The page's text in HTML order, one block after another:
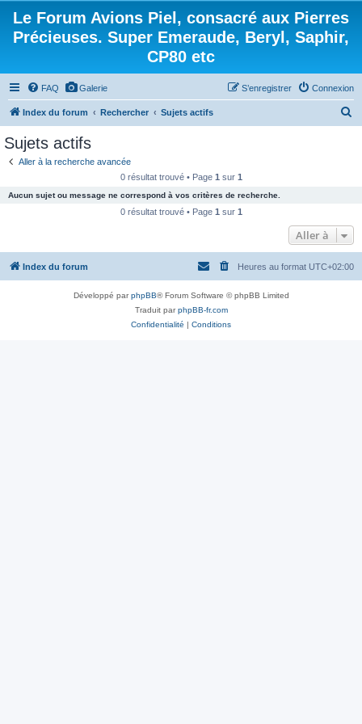
Le Forum Avions Piel, consacré aux Pierres
Précieuses. Super Emeraude, Beryl, Saphir,
CP80 etc
FAQ Galerie Connexion
S’enregistrer
Index du forum Rechercher Sujets actifs
c
e
Sujets actifs
Aller à la recherche avancée
0 résultat trouvé • Page 1 sur 1
Aucun sujet ou message ne correspond à vos critères de recherche.
0 résultat trouvé • Page 1 sur 1
Aller à
Index du forum Heures au format UTC+02:00
Développé parphpBB® Forum Software © phpBB Limited
Traduit parphpBB-fr.com
Confidentialité | Conditions